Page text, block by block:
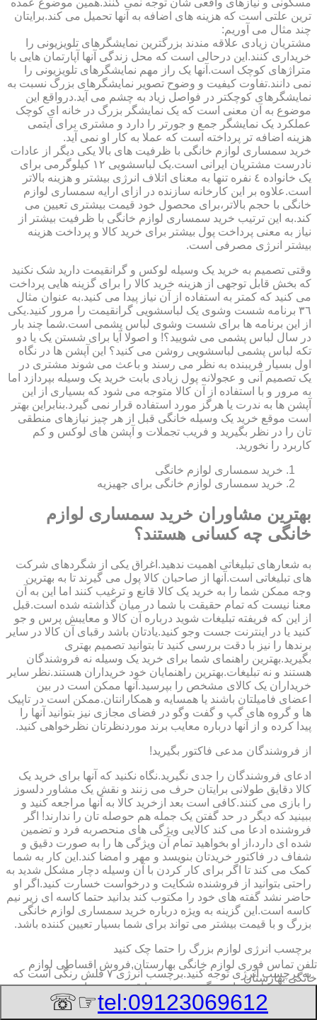
ترین علتی است که هزینه های اضافه به آنها تحمیل می کند.برایتان
چند مثال می آوریم:
مشتریان زیادی علاقه مندند بزرگترین نمایشگرهای تلویزیونی را
خریداری کنند.این درحالی است که محل زندگی آنها آپارتمان هایی با
متراژهای کوچک است.آنها یک راز مهم نمایشگرهای تلویزیونی را
نمی دانند.تفاوت کیفیت و وضوح تصویر نمایشگرهای بزرگ نسبت به
نمایشگرهای کوچکتر در فواصل زیاد به چشم می آید.درواقع این
موضوع به آن معنی است که یک نمایشگر بزرگ در خانه ای کوچک
عملکرد یک نمایشگر جمع و جورتر را دارد و مشتری برای آیتمی
هزینه اضافه تر پرداخته است که عملا به کار او نمی آید.
خرید سمساری لوازم خانگی با ظرفیت های بالا یکی دیگر از عادات
نادرست مشتریان ایرانی است.یک لباسشویی ١٢ کیلوگرمی برای
یک خانواده ٤ نفره تنها به معنای اتلاف انرژی بیشتر و هزینه بالاتر
است.علاوه بر این کارخانه سازنده در ازای ارایه سمساری لوازم
خانگی با حجم بالاتر،برای محصول خود قیمت بیشتری تعیین می
کند.به این ترتیب خرید سمساری لوازم خانگی با ظرفیت بیشتر از
نیاز به معنی پرداخت پول بیشتر برای خرید کالا و پرداخت هزینه
بیشتر انرژی مصرفی است.
وقتی تصمیم به خرید یک وسیله لوکس و گرانقیمت دارید شک نکنید
که بخش قابل توجهی از هزینه خرید کالا را برای گزینه هایی پرداخت
می کنید که کمتر به استفاده از آن نیاز پیدا می کنید.به عنوان مثال
٣٦ برنامه شست وشوی یک لباسشویی گرانقیمت را مرور کنید.یکی
از این برنامه ها برای شست وشوی لباس پشمی است.شما چند بار
در سال لباس پشمی می شویید؟! و اصولا آیا برای شستن یک یا دو
تکه لباس پشمی لباسشویی روشن می کنید؟ این آپشن ها در نگاه
اول بسیار فریبنده به نظر می رسند و باعث می شوند مشتری در
یک تصمیم آنی و عجولانه پول زیادی بابت خرید یک وسیله بپردازد اما
به مرور و با استفاده از آن کالا متوجه می شود که بسیاری از این
آپشن ها به ندرت یا هرگز مورد استفاده قرار نمی گیرد.بنابراین بهتر
است موقع خرید یک وسیله خانگی قبل از هر چیز نیازهای منطقی
تان را در نظر بگیرید و فریب تجملات و آپشن های لوکس و کم
کاربرد را نخورید.
خرید سمساری لوازم خانگی
خرید سمساری لوازم خانگی برای جهیزیه
بهترین مشاوران خرید سمساری لوازم
خانگی چه کسانی هستند؟
به شعارهای تبلیغاتی اهمیت ندهید.اغراق یکی از شگردهای شرکت
های تبلیغاتی است.آنها از صاحبان کالا پول می گیرند تا به بهترین
وجه ممکن شما را به خرید یک کالا قانع و ترغیب کنند اما این به آن
معنا نیست که تمام حقیقت با شما در میان گذاشته شده است.قبل
از این که فریفته تبلیغات شوید درباره آن کالا و معایبش پرس و جو
کنید یا در اینترنت جست وجو کنید.یادتان باشد رقبای آن کالا در سایر
برندها را نیز با دقت بررسی کنید تا بتوانید تصمیم بهتری
بگیرید.بهترین راهنمای شما برای خرید یک وسیله نه فروشندگان
هستند و نه تبلیغات.بهترین راهنمایان خود خریداران هستند.نظر سایر
خریداران یک کالای مشخص را بپرسید.آنها ممکن است در بین
اعضای فامیلتان باشند یا همسایه و همکارانتان.ممکن است در تاپیک
ها و گروه های گپ و گفت وگو در فضای مجازی نیز بتوانید آنها را
پیدا کرده و از آنها درباره معایب برند موردنظرتان نظرخواهی کنید.
از فروشندگان مدعی فاکتور بگیرید!
ادعای فروشندگان را جدی نگیرید.نگاه نکنید که آنها برای خرید یک
کالا دقایق طولانی برایتان حرف می زنند و نقش یک مشاور دلسوز
را بازی می کنند.کافی است بعد ازخرید کالا به آنها مراجعه کنید و
ببینید که دیگر در حد گفتن یک جمله هم حوصله تان را ندارند! اگر
فروشنده ادعا می کند کالایی ویژگی های منحصربه فرد و تضمین
شده ای دارد،از او بخواهید تمام آن ویژگی ها را به صورت دقیق و
شفاف در فاکتور خریدتان بنویسد و مهر و امضا کند.این کار به شما
کمک می کند تا اگر برای کار کردن با آن وسیله دچار مشکل شدید به
راحتی بتوانید از فروشنده شکایت و درخواست خسارت کنید.اگر او
حاضر نشد گفته های خود را مکتوب کند بدانید حتما کاسه ای زیر نیم
کاسه است.این گزینه به ویژه درباره خرید سمساری لوازم خانگی
بزرگ و با قیمت بیشتر می تواند برای شما بسیار تعیین کننده باشد.
برچسب انرژی لوازم بزرگ را حتما چک کنید
به برچسب انرژی توجه کنید.برچسب انرژی ٧ فلش رنگی است که
به ترتیب طیف های رنگی سبز تیره تا قرمز تیره را در بر می
گیرد.این فلش ها با حروف لاتین A تا G ردیف گذاری شده اند.فلش
A که به رنگ سبز تیره است معرف کمترین میزان مصرف انرژی و
تلفن تماس فوری لوازم خانگی بهارستان,فروش اقساطی لوازم
خانگی بهارستان
tel:09123069612
☞☏